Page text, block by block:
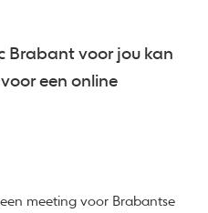
Brabant voor jou kan
een online
meeting voor Brabantse